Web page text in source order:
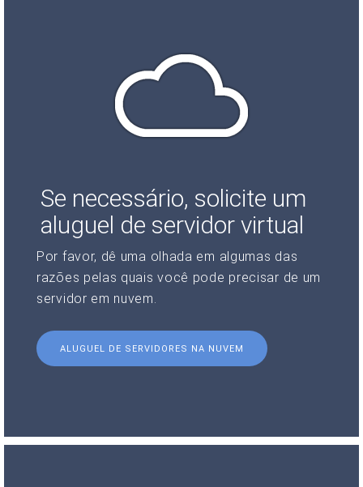
Se necessário, solicite um
aluguel de servidor virtual
Por favor, dê uma olhada em algumas das
razões pelas quais você pode precisar de um
servidor em nuvem.
ALUGUEL DE SERVIDORES NA NUVEM